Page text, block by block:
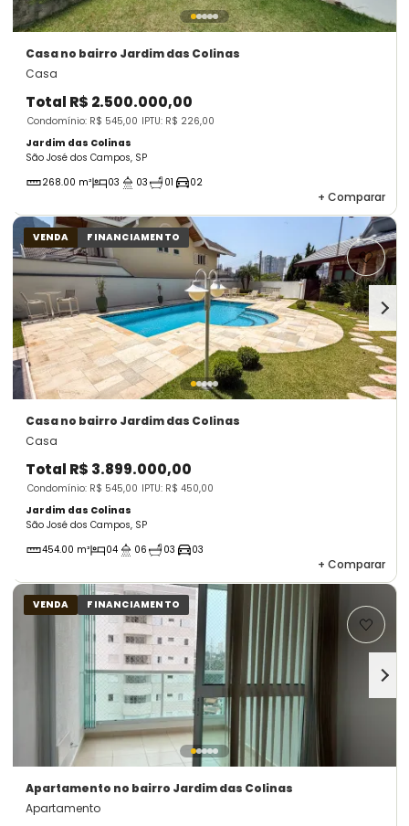
Casano bairro Jardim das Colinas
Casa
Total R$ 2.500.000,00
Condomínio: R$ 545,00 IPTU: R$ 226,00
Jardim das Colinas
São José dos Campos, SP
268.00 m²
03 03 01 02
+ Comparar
VENDA FINANCIAMENTO
Casano bairro Jardim das Colinas
Casa
Total R$ 3.899.000,00
Condomínio: R$ 545,00 IPTU: R$ 450,00
Jardim das Colinas
São José dos Campos, SP
454.00 m²
04 06 03 03
+ Comparar
VENDA FINANCIAMENTO
Apartamento no bairro Jardim das Colinas
Apartamento